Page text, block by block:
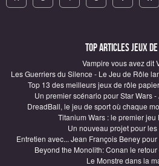
Top articles Jeux
Vampire vous avez dit
Les Guerriers du Silence - Le Jeu de Rôle
Top 13 des meilleurs jeux de rôle
Un premier scénario pour Star Wars
DreadBall, le jeu de sport où chaque
Titanium Wars : le premier jeu
Un nouveau projet pour
Entretien avec... Jean François Beney
Beyond the Monolith: Conan le
Le Monstre dans la